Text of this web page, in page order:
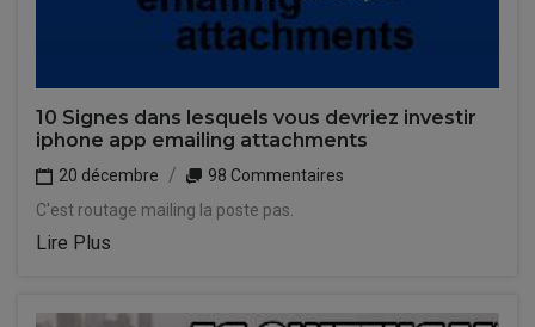
10 Signes dans lesquels vous devriez investir
iphone app emailing attachments
20 décembre
98 Commentaires
C'est routage mailing la poste pas.
Lire Plus